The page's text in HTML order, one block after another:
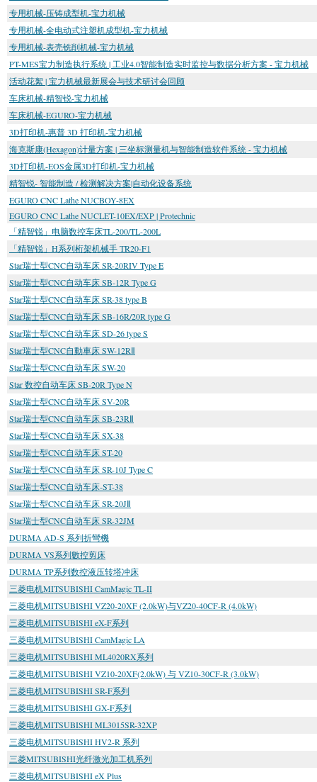
专用机械-压铸成型机-宝力机械
专用机械-全电动式注塑机成型机-宝力机械
专用机械-表壳铣削机械-宝力机械
PT-MES宝力制造执行系统 | 工业4.0智能制造实时监控与数据分析方案 - 宝力机械
活动花絮 | 宝力机械最新展会与技术研讨会回顾
车床机械-精智锐-宝力机械
车床机械-EGURO-宝力机械
3D打印机-惠普 3D 打印机-宝力机械
海克斯康(Hexagon)计量方案 | 三坐标测量机与智能制造软件系统 - 宝力机械
3D打印机-EOS金属3D打印机-宝力机械
精智锐- 智能制造 / 检测解决方案|自动化设备系统
EGURO CNC Lathe NUCBOY-8EX
EGURO CNC Lathe NUCLET-10EX/EXP | Protechnic
「精智锐」电脑数控车床TL-200/TL-200L
「精智锐」H系列桁架机械手 TR20-F1
Star瑞士型CNC自动车床 SR-20RIV Type E
Star瑞士型CNC自动车床 SB-12R Type G
Star瑞士型CNC自动车床 SR-38 type B
Star瑞士型CNC自动车床 SB-16R/20R type G
Star瑞士型CNC自动车床 SD-26 type S
Star瑞士型CNC自動車床 SW-12RⅡ
Star瑞士型CNC自动车床 SW-20
Star 数控自动车床 SB-20R Type N
Star瑞士型CNC自动车床 SV-20R
Star瑞士型CNC自动车床 SB-23RⅡ
Star瑞士型CNC自动车床 SX-38
Star瑞士型CNC自动车床 ST-20
Star瑞士型CNC自动车床 SR-10J Type C
Star瑞士型CNC自动车床-ST-38
Star瑞士型CNC自动车床 SR-20JⅡ
Star瑞士型CNC自动车床 SR-32JM
DURMA AD-S 系列折彎機
DURMA VS系列數控剪床
DURMA TP系列数控液压转塔冲床
三菱电机MITSUBISHI CamMagic TL-II
三菱电机MITSUBISHI VZ20-20XF (2.0kW)与VZ20-40CF-R (4.0kW)
三菱电机MITSUBISHI eX-F系列
三菱电机MITSUBISHI CamMagic LA
三菱电机MITSUBISHI ML4020RX系列
三菱电机MITSUBISHI VZ10-20XF(2.0kW) 与 VZ10-30CF-R (3.0kW)
三菱电机MITSUBISHI SR-F系列
三菱电机MITSUBISHI GX-F系列
三菱电机MITSUBISHI ML3015SR-32XP
三菱电机MITSUBISHI HV2-R 系列
三菱MITSUBISHI光纤激光加工机系列
三菱电机MITSUBISHI eX Plus